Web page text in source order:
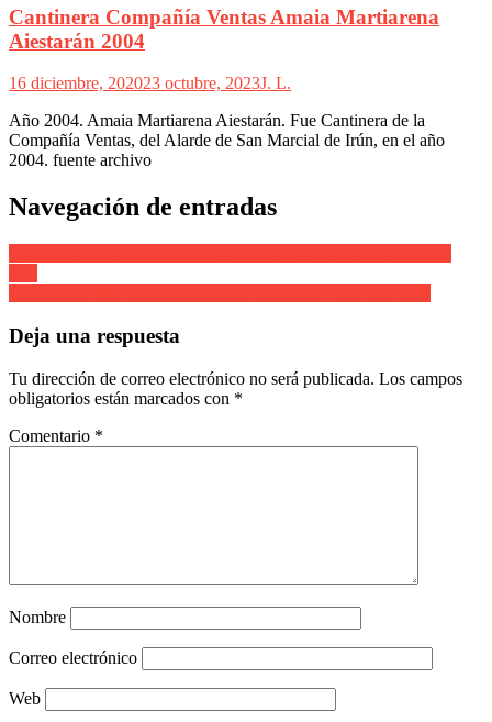
Cantinera Compañía Ventas Amaia Martiarena
Aiestarán 2004
16 diciembre, 202023 octubre, 2023J. L.
Año 2004. Amaia Martiarena Aiestarán. Fue Cantinera de la
Compañía Ventas, del Alarde de San Marcial de Irún, en el año
2004. fuente archivo
Navegación de entradas
Deja una respuesta
Tu dirección de correo electrónico no será publicada. Los campos
obligatorios están marcados con *
Comentario *
Nombre
Correo electrónico
Web